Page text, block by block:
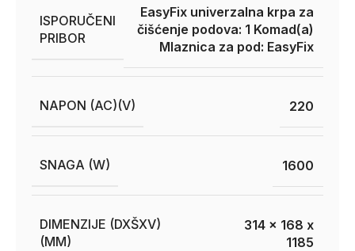
ISPORUČENI
PRIBOR
EasyFix univerzalna krpa za
čišćenje podova: 1 Komad(a)
Mlaznica za pod: EasyFix
NAPON (AC)(V) 220
SNAGA (W) 1600
DIMENZIJE (DXŠXV)
(MM)
314 x 168 x
1185